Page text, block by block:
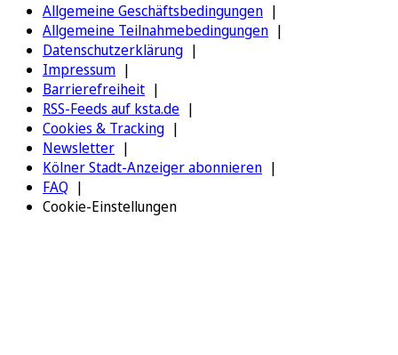
Allgemeine Geschäftsbedingungen
Allgemeine Teilnahmebedingungen
Datenschutzerklärung
Impressum
Barrierefreiheit
RSS-Feeds auf ksta.de
Cookies & Tracking
Newsletter
Kölner Stadt-Anzeiger abonnieren
FAQ
Cookie-Einstellungen